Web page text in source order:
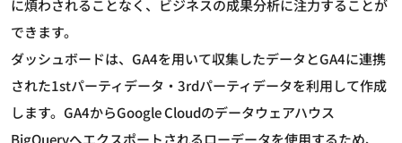
に煩わされることなく、ビジネスの成果分析に注力することが
できます。
ダッシュボードは、GA4を用いて収集したデータとGA4に連携
された1stパーティデータ・3rdパーティデータを利用して作成
します。GA4からGoogle Cloudのデータウェアハウス
BigQueryへエクスポートされるローデータを使用するため、